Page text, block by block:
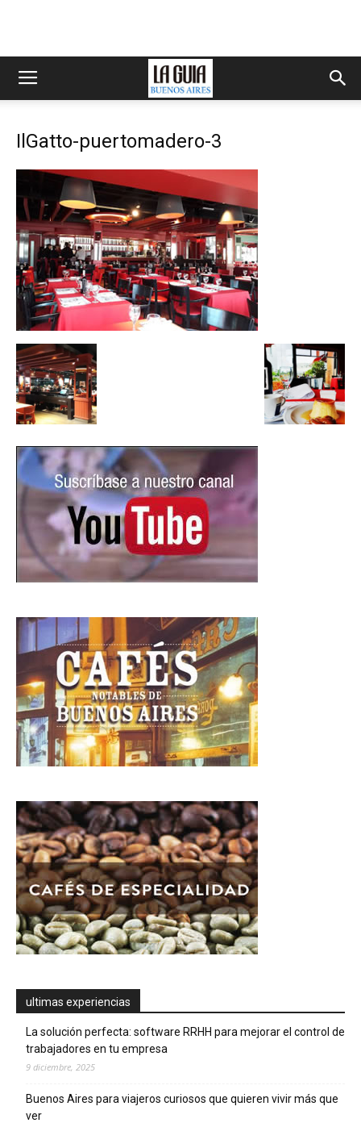
IlGatto-puertomadero-3
ultimas experiencias
La solución perfecta: software RRHH para mejorar el control de
trabajadores en tu empresa
9 diciembre, 2025
Buenos Aires para viajeros curiosos que quieren vivir más que
ver